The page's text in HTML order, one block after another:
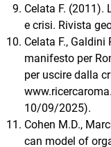
Celata F. (2011).
e crisi. Rivista
Celata F., Galdini
manifesto per
per uscire dalla
10/09/2025).
Cohen M.D.,
can model of